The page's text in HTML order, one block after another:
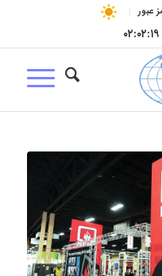
عبور
۰۲:۰۲:۲۰